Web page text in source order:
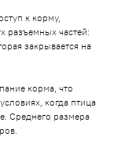
к корму,
разъемных частей:
закрывается на
корма, что
когда птица
Среднего размера